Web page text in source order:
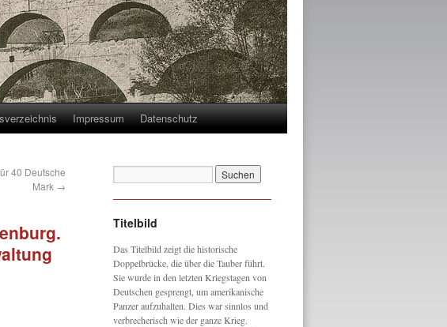
Impressum Datenschutz
40 Deutsche
Mark →
Titelbild
Das Titelbild zeigt die historische
Doppelbrücke, die über die Tauber führt.
Sie wurde in den letzten Kriegstagen von
Deutschen gesprengt, um amerikanische
Panzer aufzuhalten. Dies war sinnlos und
verbrecherisch wie der ganze Krieg.